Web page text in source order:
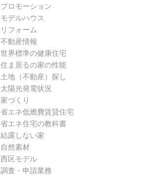
プロモーション
モデルハウス
リフォーム
不動産情報
世界標準の健康住宅
住ま居るの家の性能
土地（不動産）探し
太陽光発電状況
家づくり
省エネ低燃費賃貸住宅
省エネ住宅の教科書
結露しない家
自然素材
西区モデル
調査・申請業務